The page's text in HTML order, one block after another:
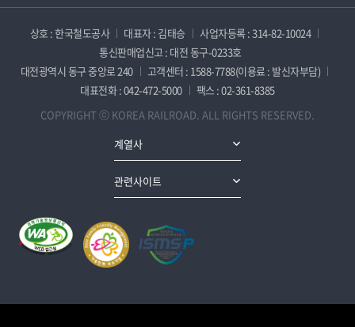
상호 : 한국철도공사 대표자 : 김태승
사업자등록 : 314-82-10024
통신판매업신고 : 대전 동구-0233호
대전광역시 동구 중앙로 240
고객센터 : 1588-7788(이용료 : 발신자부담)
대표전화 : 042-472-5000
팩스 : 02-361-8385
COPYRIGHT ⓒ KOREA RAILROAD. ALL RIGHTS RESERVED.
계열사
관련사이트